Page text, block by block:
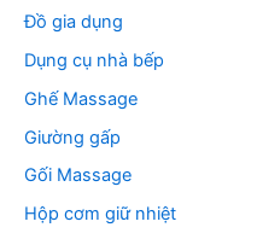
Đồ gia dụng
Dụng cụ nhà bếp
Ghế Massage
Giường gấp
Gối Massage
Hộp cơm giữ nhiệt